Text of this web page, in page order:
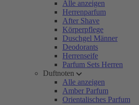
Alle anzeigen
Herrenparfum
After Shave
Körperpflege
Duschgel Männer
Deodorants
Herrenseife
Parfum Sets Herren
Duftnoten
Alle anzeigen
Amber Parfum
Orientalisches Parfum